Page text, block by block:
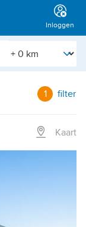
Inloggen
[Straal]
1 filter
Kaart